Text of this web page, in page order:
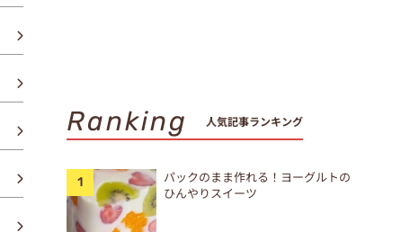
Ranking 人気記事ランキング
パックのまま作れる！ヨーグルトの
ひんやりスイーツ